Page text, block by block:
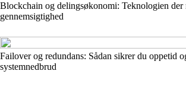
Blockchain og delingsøkonomi: Teknologien
gennemsigtighed
Failover og redundans: Sådan sikrer du oppetid
systemnedbrud